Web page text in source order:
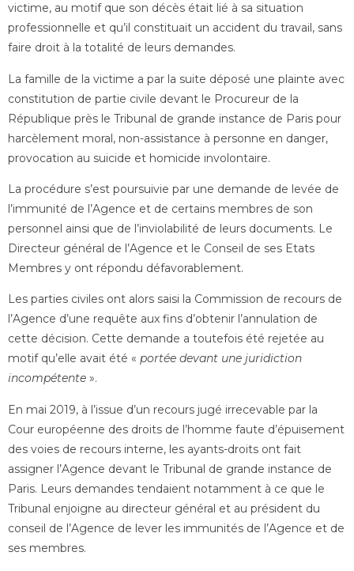
victime, au motif que son décès était lié à sa situation
professionnelle et qu’il constituait un accident du travail, sans
faire droit à la totalité de leurs demandes.
La famille de la victime a par la suite déposé une plainte avec
constitution de partie civile devant le Procureur de la
République près le Tribunal de grande instance de Paris pour
harcèlement moral, non-assistance à personne en danger,
provocation au suicide et homicide involontaire.
La procédure s’est poursuivie par une demande de levée de
l’immunité de l’Agence et de certains membres de son
personnel ainsi que de l’inviolabilité de leurs documents. Le
Directeur général de l’Agence et le Conseil de ses Etats
Membres y ont répondu défavorablement.
Les parties civiles ont alors saisi la Commission de recours de
l’Agence d’une requête aux fins d’obtenir l’annulation de
cette décision. Cette demande a toutefois été rejetée au
motif qu’elle avait été « portée devant une juridiction
incompétente ».
En mai 2019, à l’issue d’un recours jugé irrecevable par la
Cour européenne des droits de l’homme faute d’épuisement
des voies de recours interne, les ayants-droits ont fait
assigner l’Agence devant le Tribunal de grande instance de
Paris. Leurs demandes tendaient notamment à ce que le
Tribunal enjoigne au directeur général et au président du
conseil de l’Agence de lever les immunités de l’Agence et de
ses membres.